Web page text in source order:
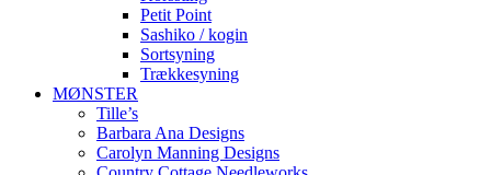
Petit Point
Sashiko / kogin
Sortsyning
Trækkesyning
MØNSTER
Tille’s
Barbara Ana Designs
Carolyn Manning Designs